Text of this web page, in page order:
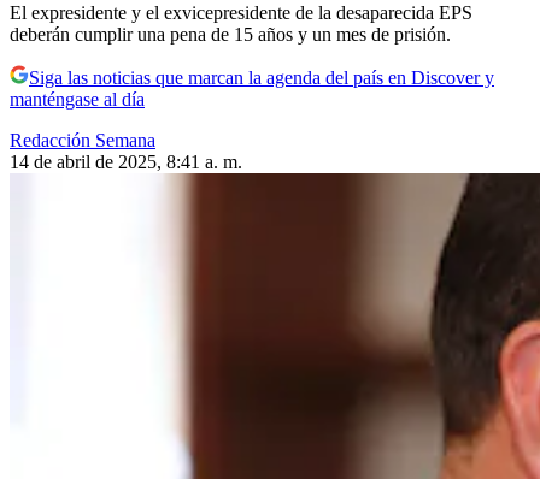
El expresidente y el exvicepresidente de la desaparecida EPS
deberán cumplir una pena de 15 años y un mes de prisión.
Siga las noticias que marcan la agenda del país en Discover y
manténgase al día
Redacción Semana
14 de abril de 2025, 8:41 a. m.